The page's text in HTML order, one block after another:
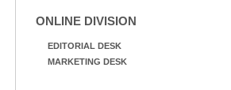
ONLINE DIVISION
EDITORIAL DESK
MARKETING DESK